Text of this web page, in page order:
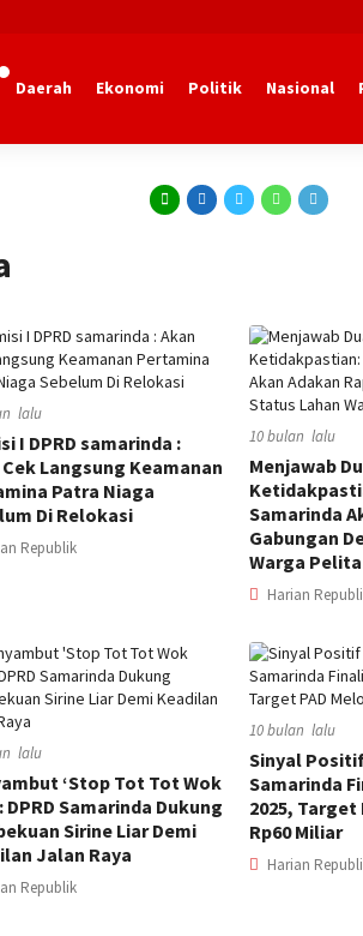
Daerah Ekonomi Politik Nasional
lalu
I DPRD samarinda :
Langsung Keamanan
Patra Niaga
Di Relokasi
Republik
10 bulan lalu
Menjawab
Samarinda
Gabungan
Warga
Harian
lalu
‘Stop Tot Tot Wok
DPRD Samarinda Dukung
Sirine Liar Demi
Jalan Raya
Republik
10 bulan lalu
Sinyal
Samarinda
2025, Target
Rp60 Miliar
Harian